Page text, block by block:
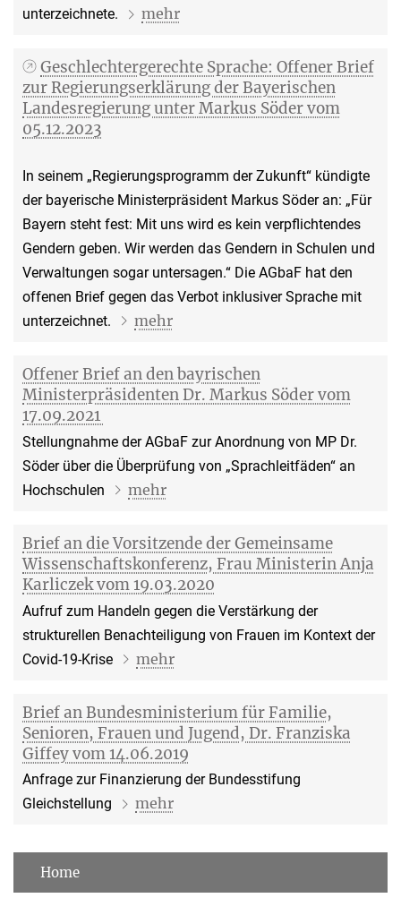
unterzeichnete.
mehr
Geschlechtergerechte Sprache: Offener Brief
zur Regierungserklärung der Bayerischen
Landesregierung unter Markus Söder vom
05.12.2023
In seinem „Regierungsprogramm der Zukunft“ kündigte
der bayerische Ministerpräsident Markus Söder an: „Für
Bayern steht fest: Mit uns wird es kein verpflichtendes
Gendern geben. Wir werden das Gendern in Schulen und
Verwaltungen sogar untersagen.“ Die AGbaF hat den
offenen Brief gegen das Verbot inklusiver Sprache mit
unterzeichnet.
mehr
Offener Brief an den bayrischen
Ministerpräsidenten Dr. Markus Söder vom
17.09.2021
Stellungnahme der AGbaF zur Anordnung von MP Dr.
Söder über die Überprüfung von „Sprachleitfäden“ an
Hochschulen
mehr
Brief an die Vorsitzende der Gemeinsame
Wissenschaftskonferenz, Frau Ministerin Anja
Karliczek vom 19.03.2020
Aufruf zum Handeln gegen die Verstärkung der
strukturellen Benachteiligung von Frauen im Kontext der
Covid-19-Krise
mehr
Brief an Bundesministerium für Familie,
Senioren, Frauen und Jugend, Dr. Franziska
Giffey vom 14.06.2019
Anfrage zur Finanzierung der Bundesstifung
Gleichstellung
mehr
Home